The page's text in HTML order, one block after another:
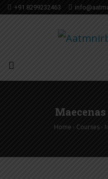
+91 8299232463
Home › Courses›